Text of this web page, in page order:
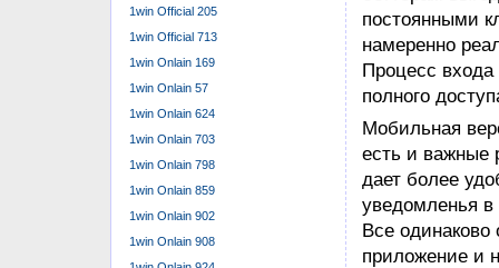
бонусы,
операции.
пройти
Для этого
прощевай то
союз
поиск͏
приобрести
несчаст͏ью,
1win Official 205
1win Official 713
1win Onlain 169
1win Onlain 57
1win Onlain 624
1win Onlain 703
1win Onlain 798
1win Onlain 859
1win Onlain 902
1win Onlain 908